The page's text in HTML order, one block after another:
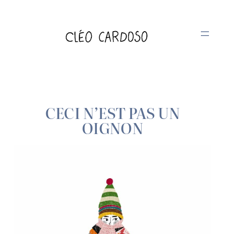
CECI N’EST PAS UN
OIGNON